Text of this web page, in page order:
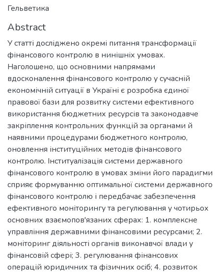
Гельветика
Abstract
У статті досліджено окремі питання трансформації
фінансового контролю в нинішніх умовах.
Наголошено, що основними напрямами
вдосконалення фінансового контролю у сучасній
економічній ситуації в Україні є розробка єдиної
правової бази для розвитку системи ефективного
використання бюджетних ресурсів та законодавче
закріплення контрольних функцій за органами й
наявними процедурами бюджетного контролю,
оновлення інституційних методів фінансового
контролю. Інституалізація системи державного
фінансового контролю в умовах зміни його парадигми
сприяє формуванню оптимальної системи державного
фінансового контролю і передбачає забезпечення
ефективного моніторингу та регулювання у чотирьох
основних взаємопов'язаних сферах: 1. комплексне
управління державними фінансовими ресурсами; 2.
моніторинг діяльності органів виконавчої влади у
фінансовій сфері; 3. регулювання фінансових
операцій юридичних та фізичних осіб; 4. розвиток